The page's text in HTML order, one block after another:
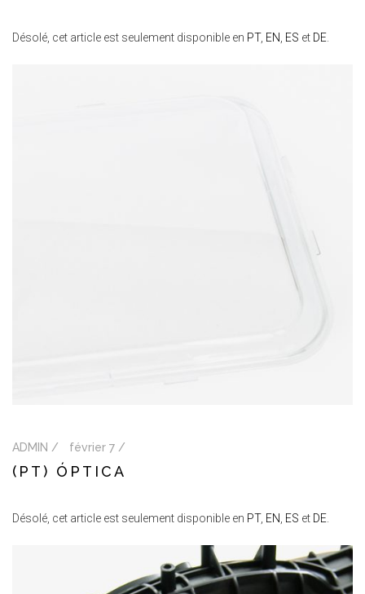
Désolé, cet article est seulement disponible en PT, EN ES et DE
ADMIN / février 7 /
(PT) ÓPTICA
Désolé, cet article est seulement disponible en PT, EN ES et DE